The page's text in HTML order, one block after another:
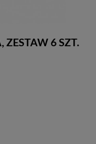
ZESTAW 6 SZT.